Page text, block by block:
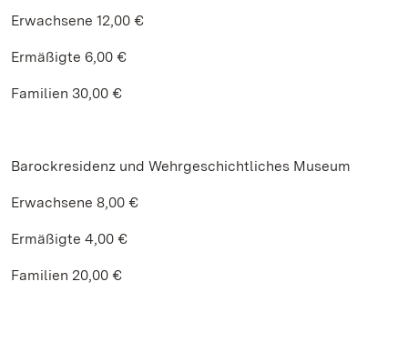
Erwachsene 12,00 €
Ermäßigte 6,00 €
Familien 30,00 €
Barockresidenz und Wehrgeschichtliches Museum
Erwachsene 8,00 €
Ermäßigte 4,00 €
Familien 20,00 €